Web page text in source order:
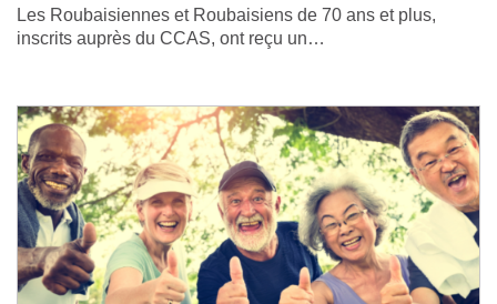
Les Roubaisiennes et Roubaisiens de 70 ans et plus,
inscrits auprès du CCAS, ont reçu un…